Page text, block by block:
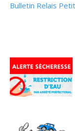
Bulletin Relais